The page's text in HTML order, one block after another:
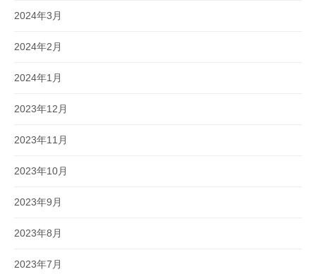
2024年3月
2024年2月
2024年1月
2023年12月
2023年11月
2023年10月
2023年9月
2023年8月
2023年7月